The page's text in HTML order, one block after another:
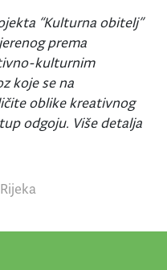
“Kulturna obitelj”
prema
kulturnim
koje se na
oblike kreativnog
odgoju. Više detalja